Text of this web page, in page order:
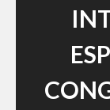
Cavernas
Publicações
Notícias